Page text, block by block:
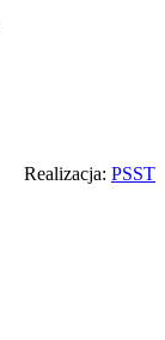
Realizacja: PSST